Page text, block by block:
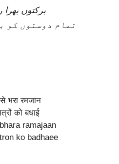
برکتوں
تمام دوستوں کو
रमजान
को बधाई
ramajaan
ko badhaee